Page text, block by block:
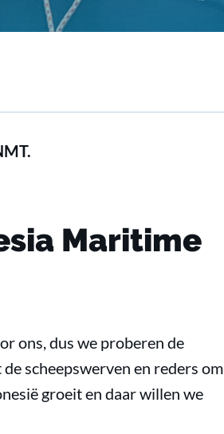
Maritime
ons, dus we proberen de
scheepswerven en reders om
groeit en daar willen we